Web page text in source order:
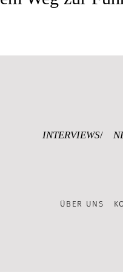
INTERVIEWS
ÜBER UNS